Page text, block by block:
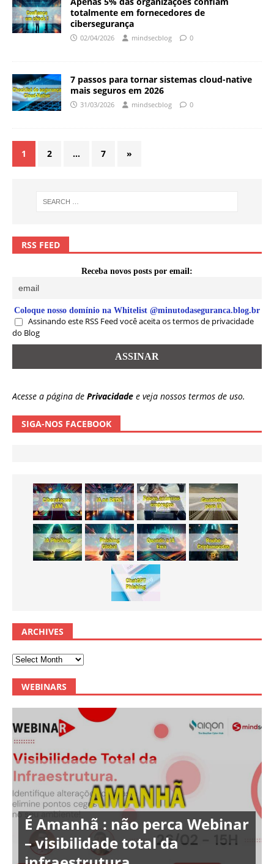
totalmente em fornecedores de
cibersegurança
02/04/2026 mindsecblog 0
7 passos para tornar sistemas cloud-native
mais seguros em 2026
31/03/2026 mindsecblog 0
1 2 … 7 »
RSS FEED
Receba novos posts por email:
Coloque nosso domínio na Whitelist @minutodaseguranca.blog.br
Assinando este RSS Feed você aceita os termos de privacidade
do Blog
Acesse a página de Privacidade e veja nossos termos de uso.
SIGA-NOS FACEBOOK
ARCHIVES
WEBINARS
É Amanhã : não perca Webinar
– visibilidade total da